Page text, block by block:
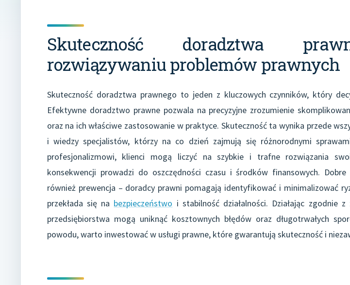
Skuteczność doradztwa
rozwiązywaniu problemów prawnych
Skuteczność doradztwa prawnego to jeden z kluczowych czynników, który
Efektywne doradztwo prawne pozwala na precyzyjne zrozumienie
oraz na ich właściwe zastosowanie w praktyce. Skuteczność ta wynika przede
i wiedzy specjalistów, którzy na co dzień zajmują się różnorodnymi
profesjonalizmowi, klienci mogą liczyć na szybkie i trafne rozwiązania
konsekwencji prowadzi do oszczędności czasu i środków finansowych.
również prewencja – doradcy prawni pomagają identyfikować i minimalizować
przekłada się na bezpieczeństwo i stabilność działalności. Działając zgodnie
przedsiębiorstwa mogą uniknąć kosztownych błędów oraz długotrwałych
powodu, warto inwestować w usługi prawne, które gwarantują skuteczność i